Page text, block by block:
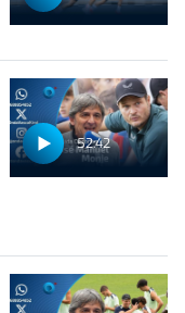
52:42